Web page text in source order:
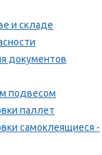
и складе
документов
подвесом
паллет
самоклеящиеся -